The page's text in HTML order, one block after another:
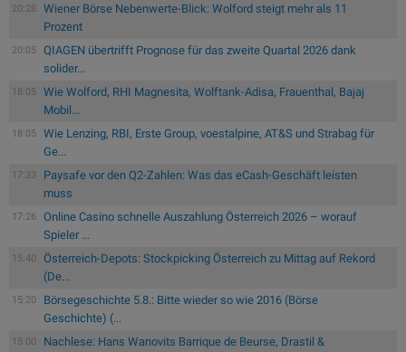
20:28
Wiener Börse Nebenwerte-Blick: Wolford steigt mehr als 11
Prozent
20:05
QIAGEN übertrifft Prognose für das zweite Quartal 2026 dank
solider...
18:05
Wie Wolford, RHI Magnesita, Wolftank-Adisa, Frauenthal, Bajaj
Mobil...
18:05
Wie Lenzing, RBI, Erste Group, voestalpine, AT&S und Strabag für
Ge...
17:33
Paysafe vor den Q2-Zahlen: Was das eCash-Geschäft leisten
muss
17:26
Online Casino schnelle Auszahlung Österreich 2026 – worauf
Spieler ...
15:40
Österreich-Depots: Stockpicking Österreich zu Mittag auf Rekord
(De...
15:20
Börsegeschichte 5.8.: Bitte wieder so wie 2016 (Börse
Geschichte) (...
15:00 Nachlese: Hans Wanovits Barrique de Beurse, Drastil &